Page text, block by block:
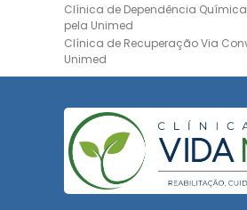
Clínica de Dependência
pela Unimed
Clínica de Recuperação Via
Unimed
Clínica de Recuperação
Bradesco Saúde
Hospital Psiquiátrico para
Químicos Unimed
Internação Unimed para
Químicos